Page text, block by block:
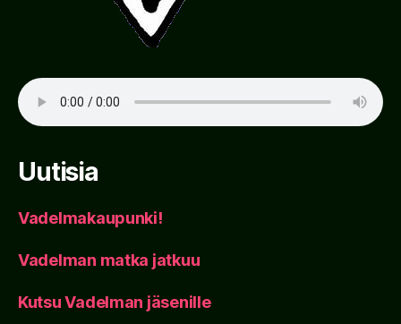
Uutisia
Vadelmakaupunki!
Vadelman matka jatkuu
Kutsu Vadelman jäsenille